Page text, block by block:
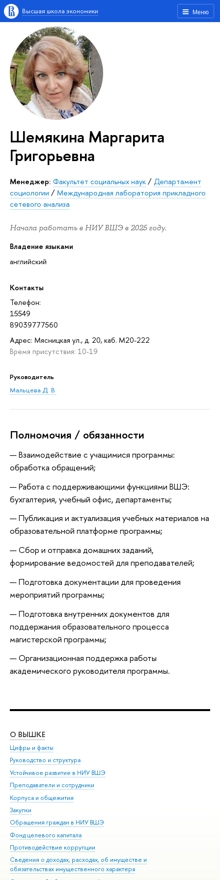
Меню
Высшая школа экономики
Шемякина Маргарита
Григорьевна
Менеджер: Факультет социальных наук/Департамент
социологии /Международная лаборатория прикладного
сетевого анализа
Начала работать в НИУ ВШЭ в 2025 году.
Владение языками
английский
Контакты
Телефон:
15549
89039777560
Адрес: Мясницкая ул., д. 20, каб. М20-222
Время присутствия: 10-19
Руководитель
Мальцева Д. В.
Полномочия / обязанности
Взаимодействие с учащимися программы:
обработка обращений;
Работа с поддерживающими функциями ВШЭ:
бухгалтерия, учебный офис, департаменты;
Публикация и актуализация учебных материалов на
образовательной платформе программы;
Сбор и отправка домашних заданий,
формирование ведомостей для преподавателей;
Подготовка документации для проведения
мероприятий программы;
Подготовка внутренних документов для
поддержания образовательного процесса
магистерской программы;
Организационная поддержка работы
академического руководителя программы.
О ВЫШКЕ
Цифры и факты
Руководство и структура
Устойчивое развитие в НИУ ВШЭ
Преподаватели и сотрудники
Корпуса и общежития
Закупки
Обращения граждан в НИУ ВШЭ
Фонд целевого капитала
Противодействие коррупции
Сведения о доходах, расходах, об имуществе и
обязательствах имущественного характера